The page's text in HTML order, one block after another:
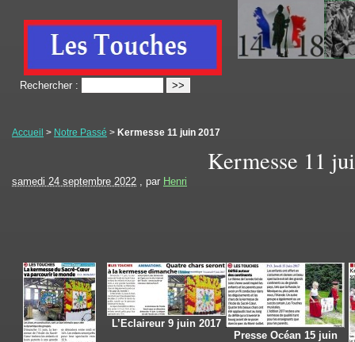
Rechercher :
Accueil > Notre Passé > Kermesse 11 juin 2017
Kermesse 11
samedi 24 septembre 2022 , par Henri
L’Eclaireur 9 juin 2017
Presse Océan 15 juin